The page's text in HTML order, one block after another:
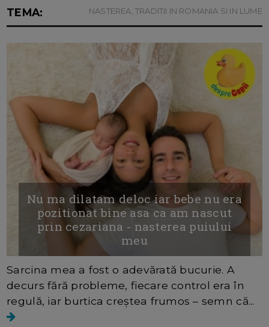
TEMA: NASTEREA, TRADITII IN ROMANIA SI IN LUME
Nu ma dilatam deloc iar bebe nu era
pozitionat bine asa ca am nascut
prin cezariana - nasterea puiului
meu
Sarcina mea a fost o adevărată bucurie. A
decurs fără probleme, fiecare control era în
regulă, iar burtica creștea frumos – semn că...